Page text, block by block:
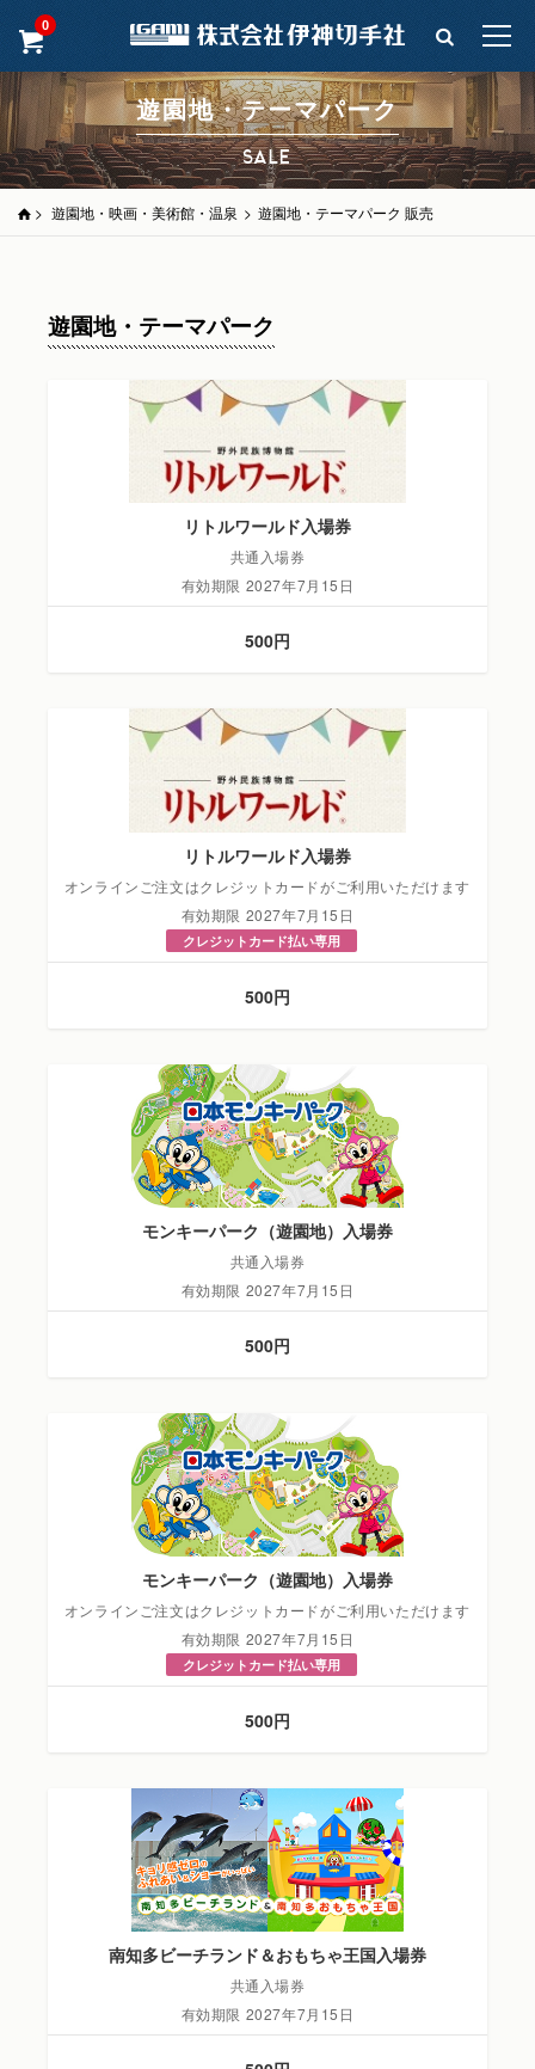
0
遊園地・テーマパーク
SALE
> 遊園地・映画・美術館・温泉 > 遊園地・テーマパーク 販売
遊園地・テーマパーク
リトルワールド入場券
共通入場券
有効期限 2027年7月15日
500円
リトルワールド入場券
オンラインご注文はクレジットカードがご利用いただけます
有効期限 2027年7月15日
クレジットカード払い専用
500円
モンキーパーク（遊園地）入場券
共通入場券
有効期限 2027年7月15日
500円
モンキーパーク（遊園地）入場券
オンラインご注文はクレジットカードがご利用いただけます
有効期限 2027年7月15日
クレジットカード払い専用
500円
南知多ビーチランド＆おもちゃ王国入場券
共通入場券
有効期限 2027年7月15日